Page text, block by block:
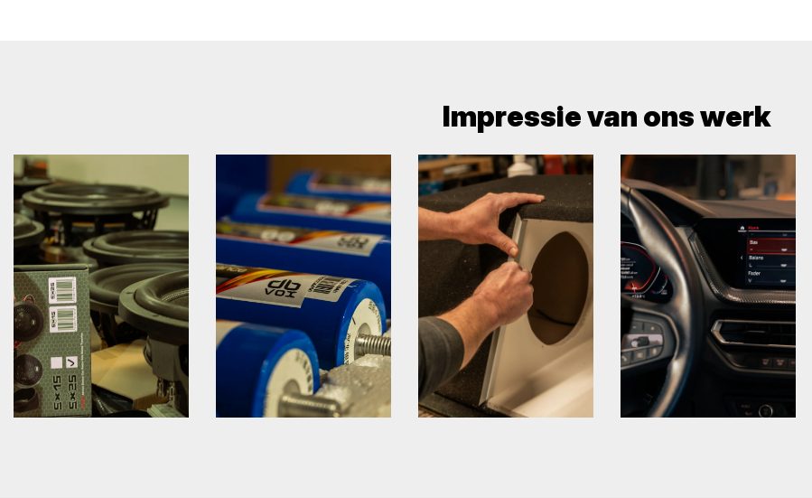
Impressie van ons werk